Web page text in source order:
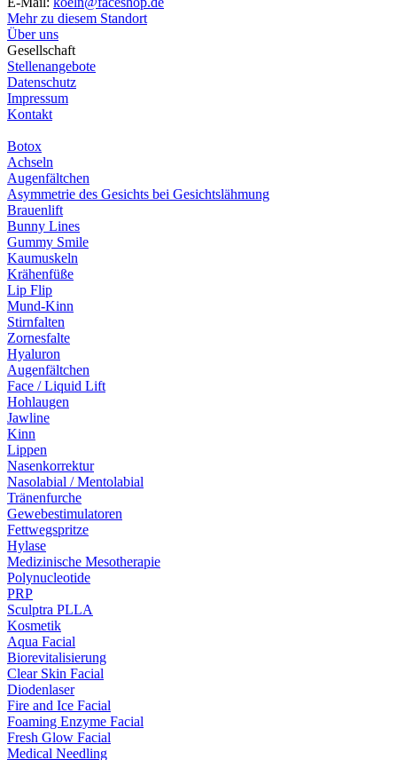
Mehr zu diesem Standort
Über uns
Gesellschaft
Stellenangebote
Datenschutz
Impressum
Kontakt
Botox
Achseln
Augenfältchen
Asymmetrie des Gesichts bei Gesichtslähmung
Brauenlift
Bunny Lines
Gummy Smile
Kaumuskeln
Krähenfüße
Lip Flip
Mund-Kinn
Stirnfalten
Zornesfalte
Hyaluron
Augenfältchen
Face / Liquid Lift
Hohlaugen
Jawline
Kinn
Lippen
Nasenkorrektur
Nasolabial / Mentolabial
Tränenfurche
Gewebestimulatoren
Fettwegspritze
Hylase
Medizinische Mesotherapie
Polynucleotide
PRP
Sculptra PLLA
Kosmetik
Aqua Facial
Biorevitalisierung
Clear Skin Facial
Diodenlaser
Fire and Ice Facial
Foaming Enzyme Facial
Fresh Glow Facial
Medical Needling